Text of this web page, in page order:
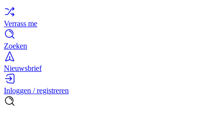
Verrass me
Zoeken
Nieuwsbrief
Inloggen / registreren